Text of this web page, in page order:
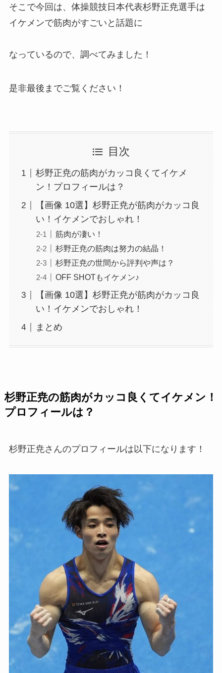
そこで今回は、体操競技日本代表杉野正尭選手は
イケメンで筋肉がすごいと話題に
なっているので、調べてみました！
是非最後までご覧ください！
目次
杉野正尭の筋肉がカッコ良くてイケメ
ン！プロフィールは？
【画像 10選】杉野正尭が筋肉がカッコ良
い！イケメンでおしゃれ！
筋肉が凄い！
杉野正尭の筋肉は努力の結晶！
杉野正尭の世間から評判や声は？
OFF SHOTもイケメン♪
【画像 10選】杉野正尭が筋肉がカッコ良
い！イケメンでおしゃれ！
まとめ
杉野正尭の筋肉がカッコ良くてイケメン！
プロフィールは？
杉野正尭さんのプロフィールは以下になります！